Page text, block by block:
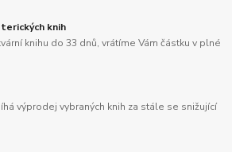
knih
knihu do 33 dnů, vrátíme Vám částku v plné
výprodej vybraných knih za stále se snižující